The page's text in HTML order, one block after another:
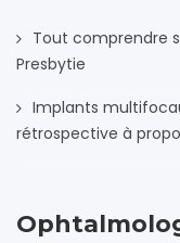
Tout comprendre
Presbytie
Implants
rétrospective à